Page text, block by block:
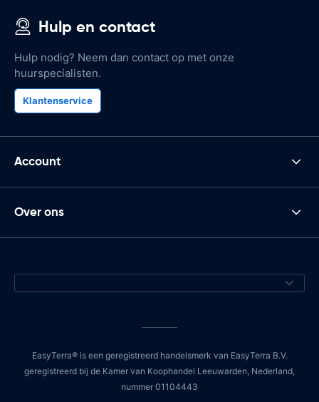
Hulp en contact
Hulp nodig? Neem dan contact op met onze
huurspecialisten.
Klantenservice
Account
Over ons
EasyTerra® is een geregistreerd handelsmerk van EasyTerra B.V.
geregistreerd bij de Kamer van Koophandel Leeuwarden, Nederland,
nummer 01104443